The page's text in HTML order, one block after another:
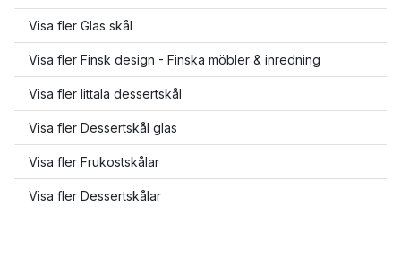
Visa fler Glas skål
Visa fler Finsk design - Finska möbler & inredning
Visa fler Iittala dessertskål
Visa fler Dessertskål glas
Visa fler Frukostskålar
Visa fler Dessertskålar